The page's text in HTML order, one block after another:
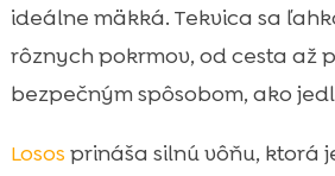
ideálne mäkká. Tekvica sa
rôznych pokrmov, od cesta až
bezpečným spôsobom, ako
Losos prináša silnú vôňu, ktorá